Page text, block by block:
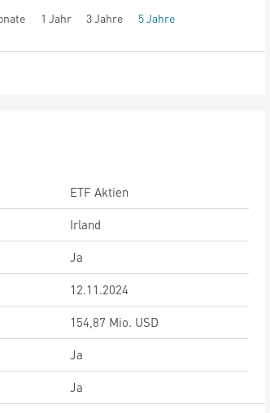
1 Jahr 3 Jahre 5 Jahre
ETF Aktien
Irland
Ja
12.11.2024
154,87 Mio. USD
Ja
Ja